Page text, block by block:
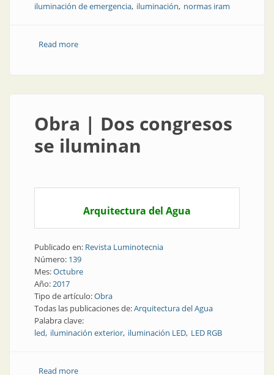
iluminación de emergencia iluminación normas iram
Read moreabout Artículo técnico | Iluminación de emergencia:
Obra | Dos congresos
se iluminan
Arquitectura del Agua
Publicado en: Revista Luminotecnia
Número: 139
Mes:Octubre
Año:2017
Tipo de artículo:Obra
Todas las publicaciones de:Arquitectura del Agua
Palabra clave:
led iluminación exterior iluminación LED LED RGB
Read moreabout Obra | Dos congresos se iluminan